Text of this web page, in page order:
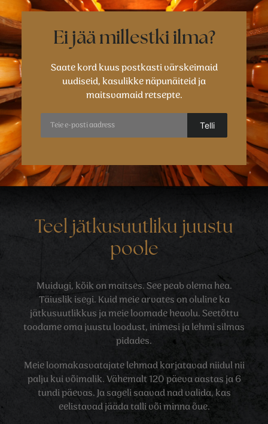
Ei jää millestki ilma?
Saate kord kuus postkasti värskeimaid
uudiseid, kasulikke näpunäiteid ja
maitsvamaid retsepte.
Teel jätkusuutliku juustu
poole
Muidugi, kõik on maitses. See peab olema hea.
Täiuslik isegi. Kuid meie arvates on oluline ka
jätkusuutlikkus ja meie loomade heaolu. Seetõttu
toodame oma juustu loodust, inimesi ja lehmi silmas
pidades.
Meie loomakasvatajate lehmad karjatavad niidul nii
palju kui võimalik. Vähemalt 120 päeva aastas ja 6
tundi päevas. Ja sageli saavad nad valida, kas
eelistavad jääda talli või minna õue.